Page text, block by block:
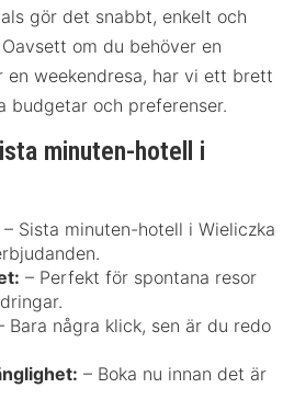
gör det snabbt, enkelt och
om du behöver en
en weekendresa, har vi ett brett
budgetar och preferenser.
minuten-hotell i
– Sista minuten-hotell i Wieliczka
– Perfekt för spontana resor
Bara några klick, sen är du redo
– Boka nu innan det är